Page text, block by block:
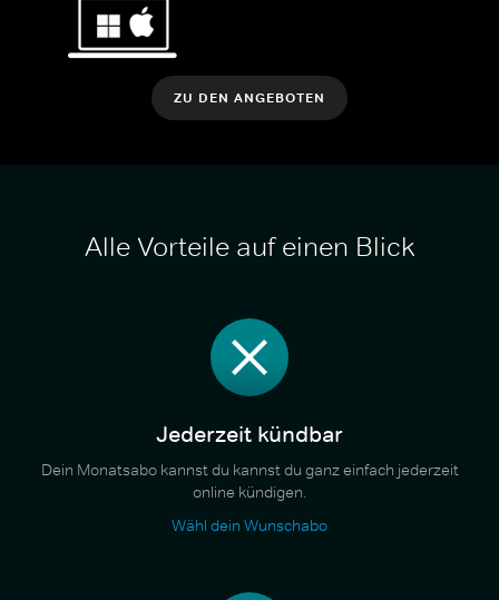
ZU DEN ANGEBOTEN
Alle Vorteile auf einen Blick
Jederzeit kündbar
Dein Monatsabo kannst du kannst du ganz einfach jederzeit
online kündigen.
Wähl dein Wunschabo